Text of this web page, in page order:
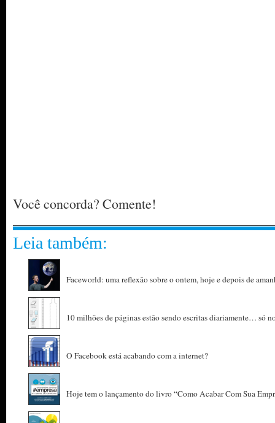
Você concorda? Comente!
Leia também:
Faceworld: uma reflexão sobre o ontem, hoje e depois de
10 milhões de páginas estão sendo escritas diariamente… só
O Facebook está acabando com a internet?
Hoje tem o lançamento do livro “Como Acabar Com Sua